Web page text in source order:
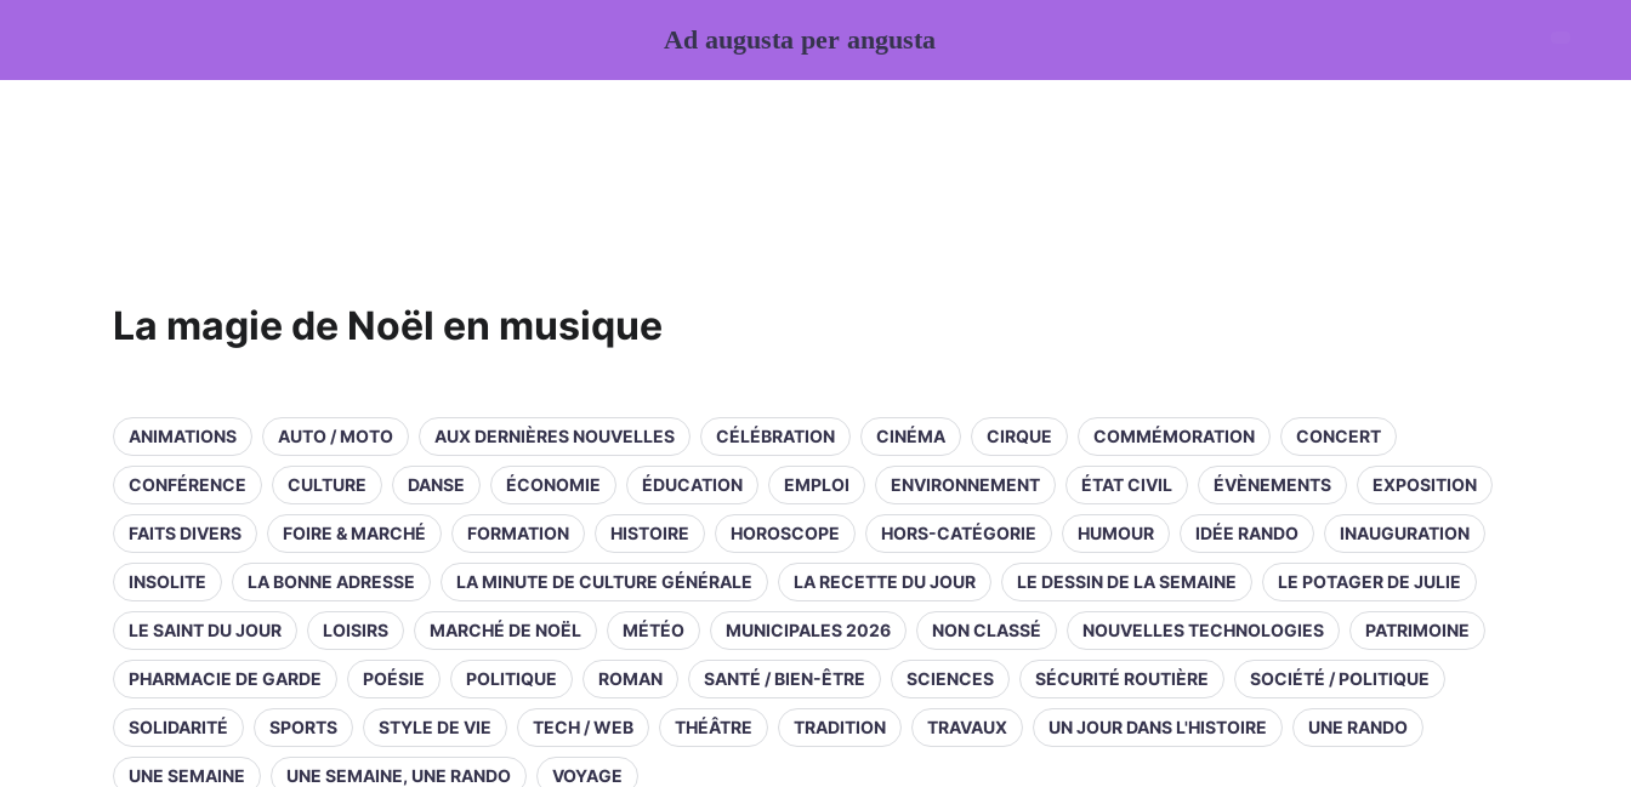
La magie de Noël en musique
ANIMATIONS AUTO / MOTO AUX DERNIÈRES NOUVELLES CÉLÉBRATION CINÉMA CIRQUE COMMÉMORATION CONCERT
CONFÉRENCE CULTURE DANSE ÉCONOMIE ÉDUCATION EMPLOI ENVIRONNEMENT ÉTAT CIVIL ÉVÈNEMENTS EXPOSITION
FAITS DIVERS FOIRE & MARCHÉ FORMATION HISTOIRE HOROSCOPE HORS-CATÉGORIE HUMOUR IDÉE RANDO INAUGURATION
INSOLITE LA BONNE ADRESSE LA MINUTE DE CULTURE GÉNÉRALE LA RECETTE DU JOUR LE DESSIN DE LA SEMAINE LE POTAGER DE JULIE
LE SAINT DU JOUR LOISIRS MARCHÉ DE NOËL MÉTÉO MUNICIPALES 2026 NON CLASSÉ NOUVELLES TECHNOLOGIES PATRIMOINE
PHARMACIE DE GARDE POÉSIE POLITIQUE ROMAN SANTÉ / BIEN-ÊTRE SCIENCES SÉCURITÉ ROUTIÈRE SOCIÉTÉ / POLITIQUE
SOLIDARITÉ SPORTS STYLE DE VIE TECH / WEB THÉÂTRE TRADITION TRAVAUX UN JOUR DANS L'HISTOIRE UNE RANDO
UNE SEMAINE UNE SEMAINE, UNE RANDO VOYAGE
Ad augusta per angusta